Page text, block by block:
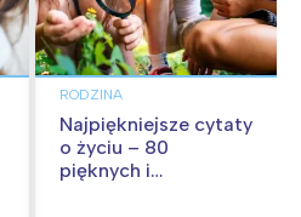
RODZINA
Najpiękniejsze cytaty
o życiu – 80
pięknych i